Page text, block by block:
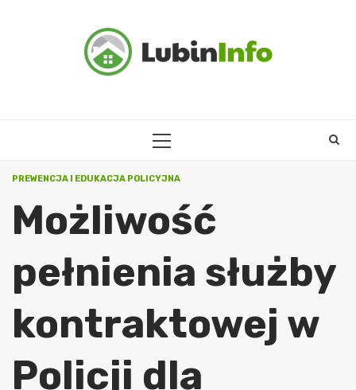
PRIMARY
PREWENCJA I EDUKACJA POLICYJNA
Możliwość
pełnienia służby
kontraktowej w
Policji dla